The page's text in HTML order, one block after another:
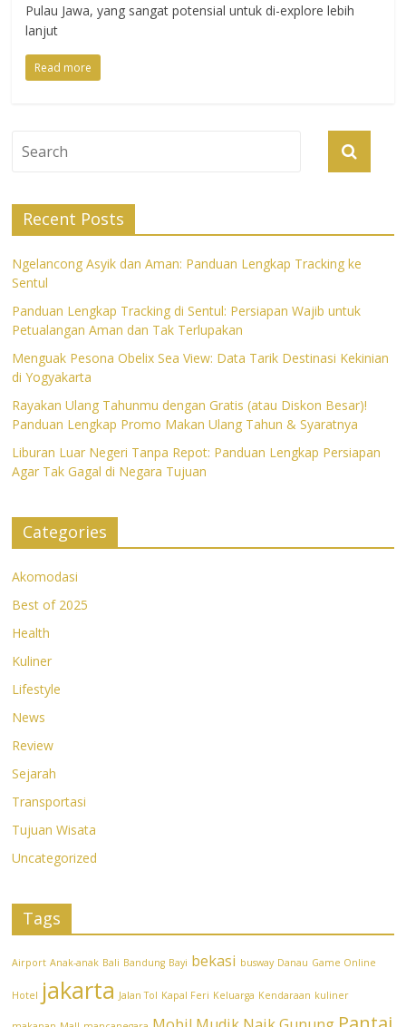
Pulau Jawa, yang sangat potensial untuk di-explore lebih
lanjut
Read more
Recent Posts
Ngelancong Asyik dan Aman: Panduan Lengkap Tracking ke
Sentul
Panduan Lengkap Tracking di Sentul: Persiapan Wajib untuk
Petualangan Aman dan Tak Terlupakan
Menguak Pesona Obelix Sea View: Data Tarik Destinasi Kekinian
di Yogyakarta
Rayakan Ulang Tahunmu dengan Gratis (atau Diskon Besar)!
Panduan Lengkap Promo Makan Ulang Tahun & Syaratnya
Liburan Luar Negeri Tanpa Repot: Panduan Lengkap Persiapan
Agar Tak Gagal di Negara Tujuan
Categories
Akomodasi
Best of 2025
Health
Kuliner
Lifestyle
News
Review
Sejarah
Transportasi
Tujuan Wisata
Uncategorized
Tags
Airport Anak-anak Bali Bandung Bayi bekasi busway Danau Game Online
Hotel jakarta Jalan Tol Kapal Feri Keluarga Kendaraan kuliner